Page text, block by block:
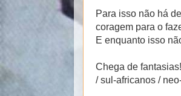
Para isso não há
coragem para o
E enquanto isso
Chega de
/ sul-africanos /